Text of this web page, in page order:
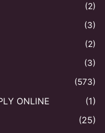
(2)
(3)
(2)
(3)
(573)
ONLINE
(1)
(25)